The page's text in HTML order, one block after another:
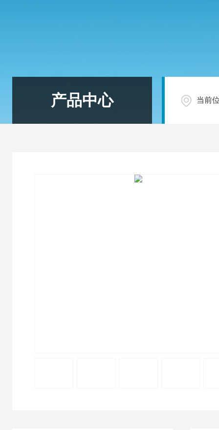
产品中心 当前